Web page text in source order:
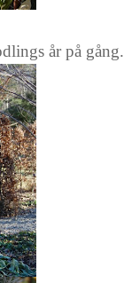
år på gång.